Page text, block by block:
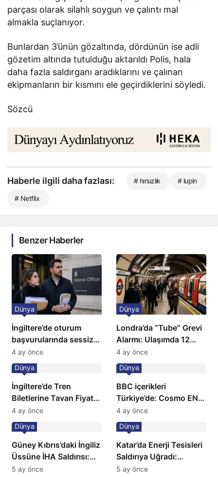
parçası olarak silahlı soygun ve çalıntı mal
almakla suçlanıyor.
Bunlardan 3’ünün gözaltında, dördünün ise adli
gözetim altında tutulduğu aktarıldı Polis, hala
daha fazla saldırganı aradıklarını ve çalınan
ekipmanların bir kısmını ele geçirdiklerini söyledi.
Sözcü
Haberle ilgili daha fazlası: # hırsızlık # lupin
# Netflix
Benzer Haberler
İngiltere’de oturum
başvurularında sessiz
kriz: Büyükelçilikten
açıklama!
Dünya
4 ay önce
Londra’da “Tube” Grevi
Alarmı: Ulaşımda 12
Günlük Kaos Kapıda
Dünya
4 ay önce
İngiltere’de Tren
Biletlerine Tavan Fiyat:
Ulaşımda Yeni
Düzenleme
Dünya
4 ay önce
BBC içerikleri
Türkiye’de: Cosmo EN
ve BBC Player yayında
Dünya
4 ay önce
Güney Kıbrıs’daki İngiliz
Üssüne İHA Saldırısı:
Patlama, Sirenler ve
Dünya
5 ay önce
Katar’da Enerji Tesisleri
Saldırıya Uğradı:
Avrupa’da Doğalgaz
Dünya
5 ay önce